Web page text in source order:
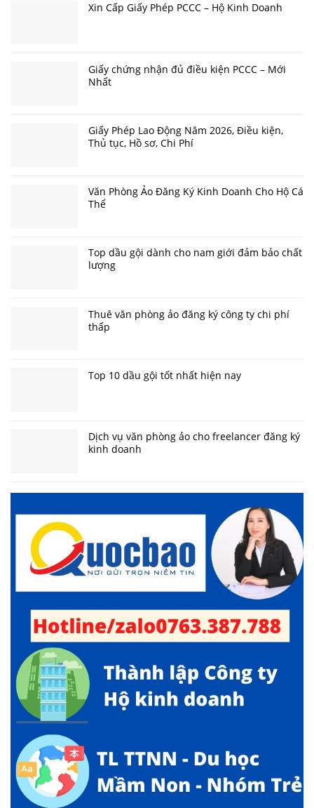
Xin Cấp Giấy Phép PCCC – Hộ Kinh Doanh
Giấy chứng nhận đủ điều kiện PCCC – Mới
Nhất
Giấy Phép Lao Động Năm 2026, Điều kiện,
Thủ tục, Hồ sơ, Chi Phí
Văn Phòng Ảo Đăng Ký Kinh Doanh Cho Hộ Cá
Thể
Top dầu gội dành cho nam giới đảm bảo chất
lượng
Thuê văn phòng ảo đăng ký công ty chi phí
thấp
Top 10 dầu gội tốt nhất hiện nay
Dịch vụ văn phòng ảo cho freelancer đăng ký
kinh doanh